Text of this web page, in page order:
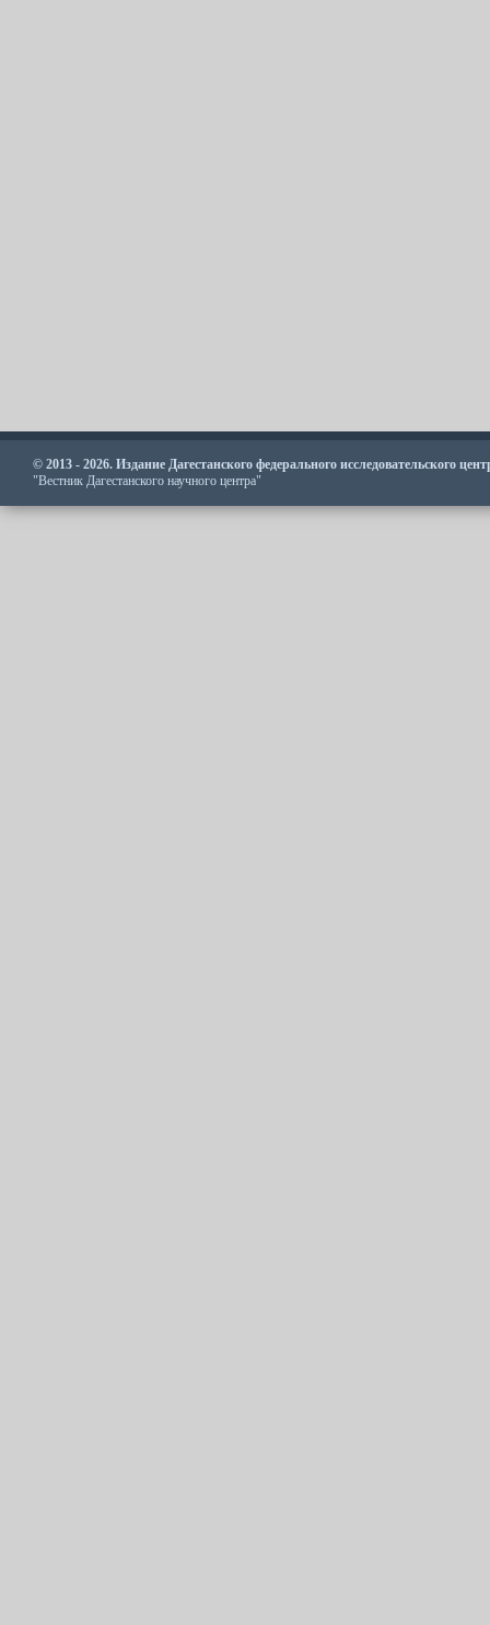
© 2013 - 2026. Издание Дагестанского федерального исследовательского
"Вестник Дагестанского научного центра"